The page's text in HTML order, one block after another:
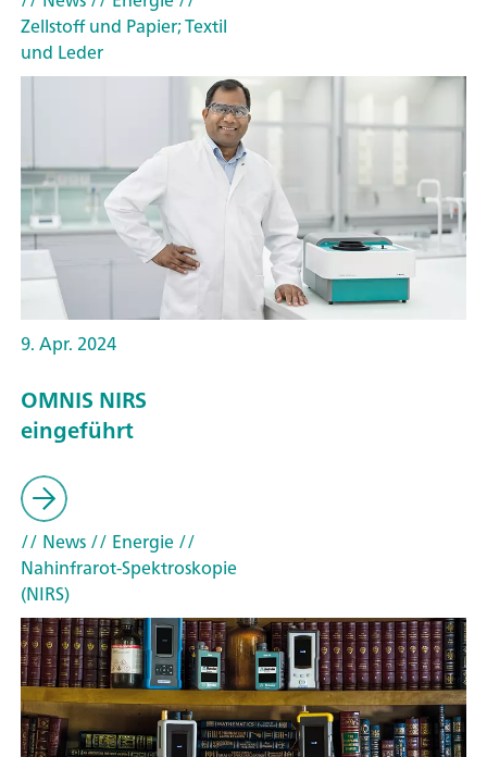
Zellstoff und Papier; Textil
und Leder
9. Apr. 2024
OMNIS NIRS
eingeführt
// News// Energie//
Nahinfrarot-Spektroskopie
(NIRS)